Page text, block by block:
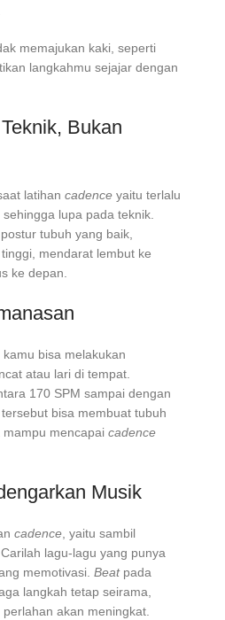
memajukan kaki, seperti
langkahmu sejajar dengan
Bukan
latihan cadence yaitu terlalu
lupa pada teknik.
tubuh yang baik,
mendarat lembut ke
ke depan.
bisa melakukan
atau lari di tempat.
170 SPM sampai dengan
bisa membuat tubuh
mencapai cadence
Musik
cadence, yaitu sambil
lagu-lagu yang punya
memotivasi. Beat pada
langkah tetap seirama,
perlahan akan meningkat.